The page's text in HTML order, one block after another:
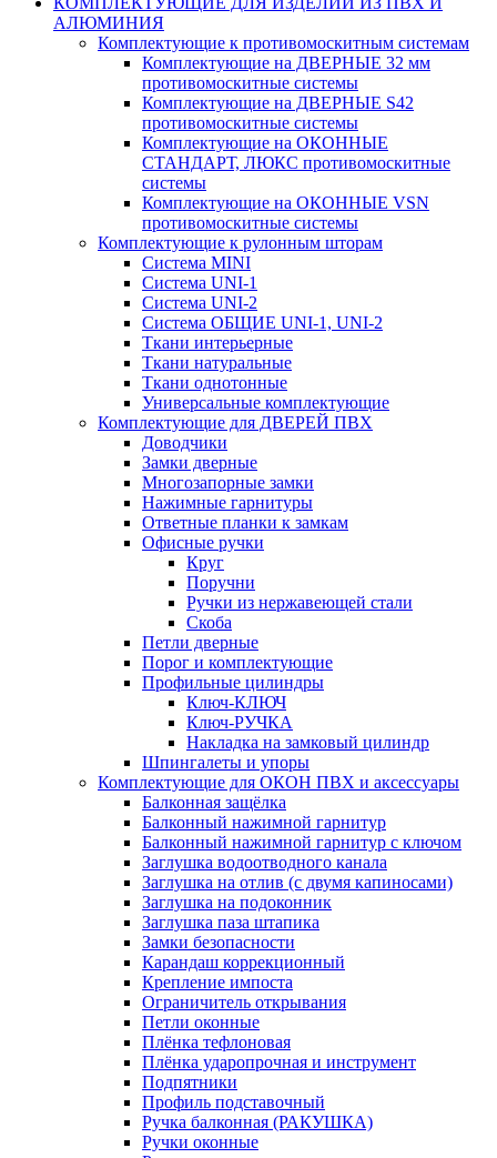
АЛЮМИНИЯ
Комплектующие к противомоскитным системам
Комплектующие на ДВЕРНЫЕ 32 мм
противомоскитные системы
Комплектующие на ДВЕРНЫЕ S42
противомоскитные системы
Комплектующие на ОКОННЫЕ
СТАНДАРТ, ЛЮКС противомоскитные
системы
Комплектующие на ОКОННЫЕ VSN
противомоскитные системы
Комплектующие к рулонным шторам
Система MINI
Система UNI-1
Система UNI-2
Система ОБЩИЕ UNI-1, UNI-2
Ткани интерьерные
Ткани натуральные
Ткани однотонные
Универсальные комплектующие
Комплектующие для ДВЕРЕЙ ПВХ
Доводчики
Замки дверные
Многозапорные замки
Нажимные гарнитуры
Ответные планки к замкам
Офисные ручки
Круг
Поручни
Ручки из нержавеющей стали
Скоба
Петли дверные
Порог и комплектующие
Профильные цилиндры
Ключ-КЛЮЧ
Ключ-РУЧКА
Накладка на замковый цилиндр
Шпингалеты и упоры
Комплектующие для ОКОН ПВХ и аксессуары
Балконная защёлка
Балконный нажимной гарнитур
Балконный нажимной гарнитур с ключом
Заглушка водоотводного канала
Заглушка на отлив (с двумя капиносами)
Заглушка на подоконник
Заглушка паза штапика
Замки безопасности
Карандаш коррекционный
Крепление импоста
Ограничитель открывания
Петли оконные
Плёнка тефлоновая
Плёнка ударопрочная и инструмент
Подпятники
Профиль подставочный
Ручка балконная (РАКУШКА)
Ручки оконные